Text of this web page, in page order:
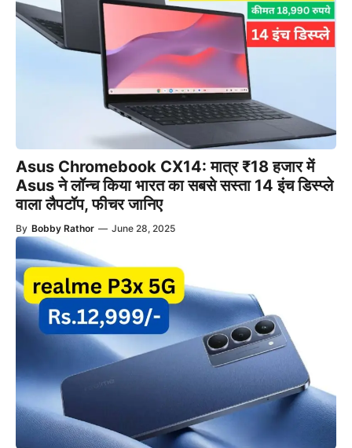
Asus Chromebook CX14: मात्र ₹18 हजार में
Asus ने लॉन्च किया भारत का सबसे सस्ता 14 इंच डिस्प्ले
वाला लैपटॉप, फीचर जानिए
By Bobby Rathor — June 28, 2025